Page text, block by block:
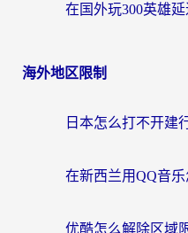
海外地区限制